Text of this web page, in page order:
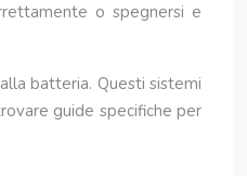
o spegnersi e
batteria. Questi sistemi
guide specifiche per